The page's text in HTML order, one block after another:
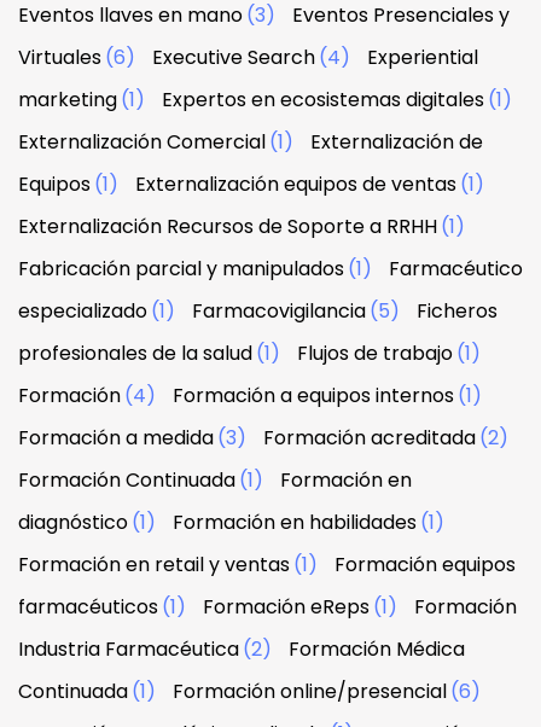
Eventos llaves en mano(3)
Eventos Presenciales y
Virtuales(6) Executive Search(4)
Experiential
marketing(1) Expertos en ecosistemas digitales(1)
Externalización Comercial(1)
Externalización de
Equipos(1) Externalización equipos de ventas(1)
Externalización Recursos de Soporte a RRHH(1)
Fabricación parcial y manipulados(1)
Farmacéutico
especializado(1) Farmacovigilancia(5)
Ficheros
profesionales de la salud(1) Flujos de trabajo(1)
Formación(4) Formación a equipos internos(1)
Formación a medida(3) Formación acreditada(2)
Formación Continuada(1)
Formación en
diagnóstico(1) Formación en habilidades(1)
Formación en retail y ventas(1)
Formación equipos
farmacéuticos(1) Formación eReps(1)
Formación
Industria Farmacéutica(2)
Formación Médica
Continuada(1) Formación online/presencial(6)